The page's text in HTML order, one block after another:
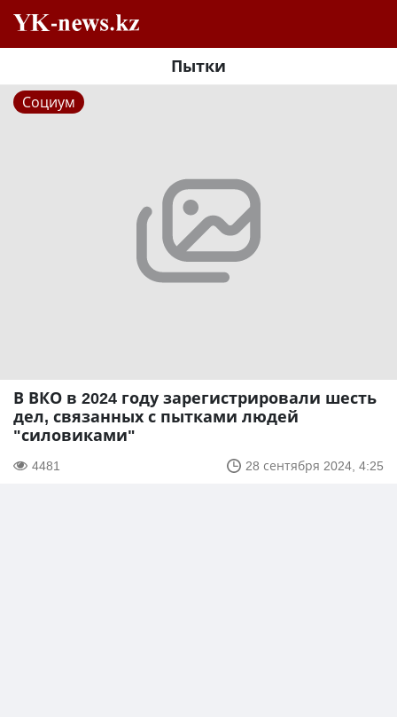
Пытки
Социум
В ВКО в 2024 году зарегистрировали шесть
дел, связанных с пытками людей
"силовиками"
4481 28 сентября 2024, 4:25